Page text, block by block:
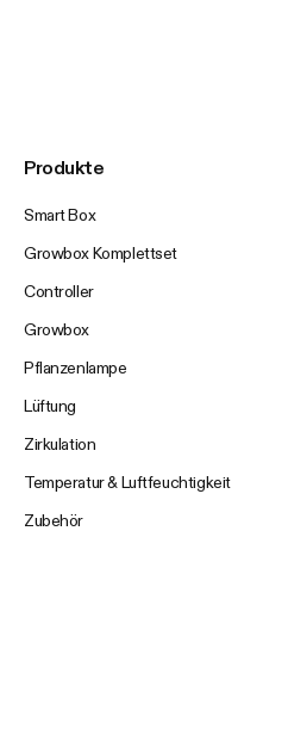
Produkte
Smart Box
Growbox Komplettset
Controller
Growbox
Pflanzenlampe
Lüftung
Zirkulation
Temperatur & Luftfeuchtigkeit
Zubehör